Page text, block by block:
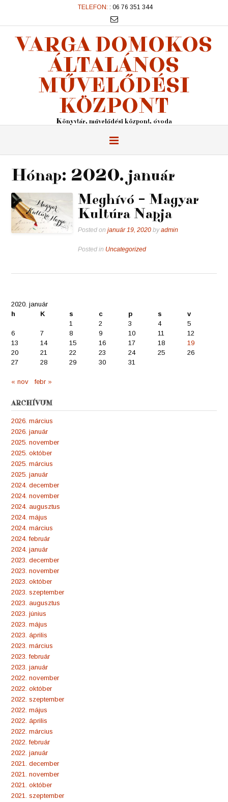
TELEFON: : 06 76 351 344
VARGA DOMOKOS
ÁLTALÁNOS
MŰVELŐDÉSI
KÖZPONT
Könyvtár, művelődési központ, óvoda
Hónap: 2020. január
Meghívó – Magyar
Kultúra Napja
Posted onjanuár 19, 2020 byadmin
Posted in Uncategorized
2020. január
h
K s c p s
v
1
2 3 4
5
6
7 8 9 10 11
12
13
14 15 16 17 18
19
20
21 22 23 24 25
26
27
28 29 30 31
« nov febr »
ARCHÍVUM
2026. március
2026. január
2025. november
2025. október
2025. március
2025. január
2024. december
2024. november
2024. augusztus
2024. május
2024. március
2024. február
2024. január
2023. december
2023. november
2023. október
2023. szeptember
2023. augusztus
2023. június
2023. május
2023. április
2023. március
2023. február
2023. január
2022. november
2022. október
2022. szeptember
2022. május
2022. április
2022. március
2022. február
2022. január
2021. december
2021. november
2021. október
2021. szeptember